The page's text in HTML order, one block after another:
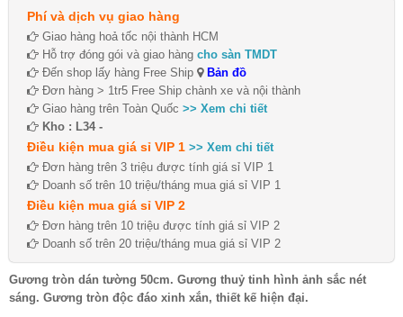
Phí và dịch vụ giao hàng
Giao hàng hoả tốc nội thành HCM
Hỗ trợ đóng gói và giao hàng cho sàn TMDT
Đến shop lấy hàng Free Ship
Bản đồ
Đơn hàng > 1tr5 Free Ship chành xe và nội thành
Giao hàng trên Toàn Quốc >> Xem chi tiết
Kho : L34 -
Điều kiện mua giá sỉ VIP 1 >> Xem chi tiết
Đơn hàng trên 3 triệu được tính giá sỉ VIP 1
Doanh số trên 10 triệu/tháng mua giá sỉ VIP 1
Điều kiện mua giá sỉ VIP 2
Đơn hàng trên 10 triệu được tính giá sỉ VIP 2
Doanh số trên 20 triệu/tháng mua giá sỉ VIP 2
Gương tròn dán tường 50cm. Gương thuỷ tinh hình ảnh sắc nét
sáng. Gương tròn độc đáo xinh xắn, thiết kế hiện đại.